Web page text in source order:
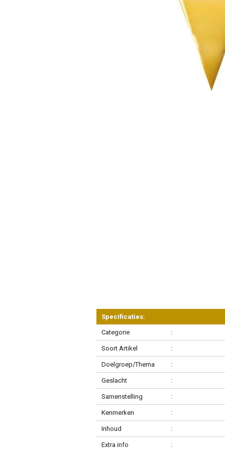
Specificaties:
Categorie :
Soort Artikel :
Doelgroep/Thema :
Geslacht :
Samenstelling :
Kenmerken :
Inhoud :
Extra info :